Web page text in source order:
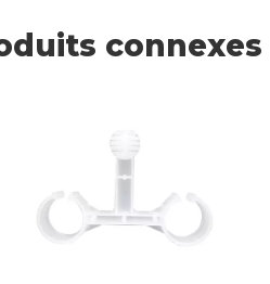
connexes